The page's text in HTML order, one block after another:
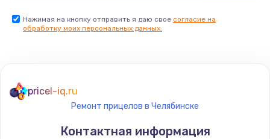
Заказать
Замена термостата
1200 руб.
Нажимая на кнопку отправить я даю свое согласие на
обработку моих персональных данных.
pricel-iq.ru
Ремонт прицелов в Челябинске
Контактная информация